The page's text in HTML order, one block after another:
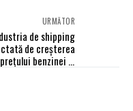
URMĂTOR
de shipping
de creșterea
prețului benzinei și